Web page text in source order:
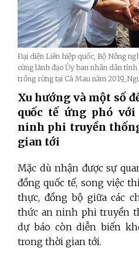
Đại diện Liên hiệp quốc, Bộ Nông
cùng lãnh đạo Ủy ban nhân dân
trồng rừng tại Cà Mau năm
Xu hướng và một số
quốc tế ứng phó
ninh phi truyền
gian tới
Mặc dù nhận được sự
đồng quốc tế, song việc
thực, đồng bộ giữa các
thức an ninh phi truyền
dự báo còn diễn biến
trong thời gian tới.